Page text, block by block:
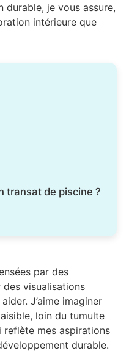
durable, je vous assure,
intérieure que
transat de piscine ?
par des
visualisations
J’aime imaginer
loin du tumulte
reflète mes aspirations
durable.